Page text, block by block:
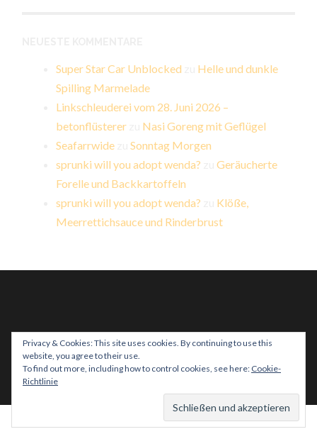
Super Star Car Unblocked
Helle und dunkle
Spilling Marmelade
Linkschleuderei vom 28. Juni 2026 –
betonflüsterer
Nasi Goreng mit Geflügel
Seafarrwide zuSonntag Morgen
sprunki will you adopt wenda? zuGeräucherte
Forelle und Backkartoffeln
sprunki will you adopt wenda?
Klöße,
Meerrettichsauce und Rinderbrust
PROUDLY POWERED BY WORDPRESS |
THEME:
HEMINGWAY REWRITTEN VON
Privacy & Cookies: This site uses cookies. By continuing to use this
website, you agree to their use.
To find out more, including how to control cookies, see here: Cookie-
Richtlinie